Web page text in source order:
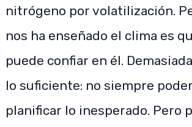
nitrógeno por volatilización.
nos ha enseñado el clima es
puede confiar en él.
lo suficiente: no siempre
planificar lo inesperado. Pero